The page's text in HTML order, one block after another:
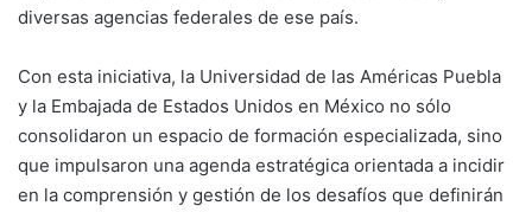
diversas agencias federales de ese país.
Con esta iniciativa, la Universidad de las Américas Puebla
y la Embajada de Estados Unidos en México no sólo
consolidaron un espacio de formación especializada, sino
que impulsaron una agenda estratégica orientada a incidir
en la comprensión y gestión de los desafíos que definirán